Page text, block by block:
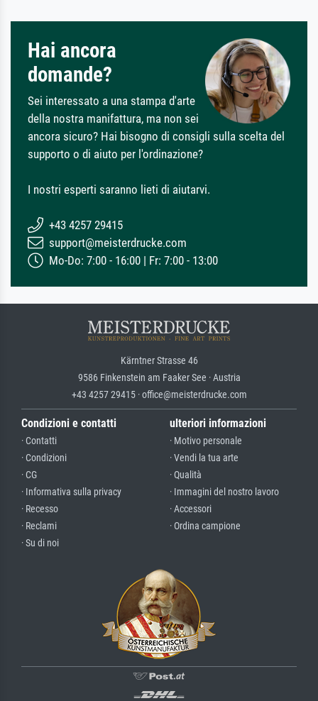
Hai ancora
domande?
Sei interessato a una stampa d'arte
della nostra manifattura, ma non sei
ancora sicuro? Hai bisogno di consigli sulla scelta del
supporto o di aiuto per l'ordinazione?
I nostri esperti saranno lieti di aiutarvi.
+43 4257 29415
support@meisterdrucke.com
Mo-Do: 7:00 - 16:00 | Fr: 7:00 - 13:00
Kärntner Strasse 46
9586 Finkenstein am Faaker See · Austria
+43 4257 29415 · office@meisterdrucke.com
Condizioni e contatti
· Contatti
· Condizioni
· CG
· Informativa sulla privacy
· Recesso
· Reclami
· Su di noi
ulteriori informazioni
· Motivo personale
· Vendi la tua arte
· Qualità
· Immagini del nostro lavoro
· Accessori
· Ordina campione